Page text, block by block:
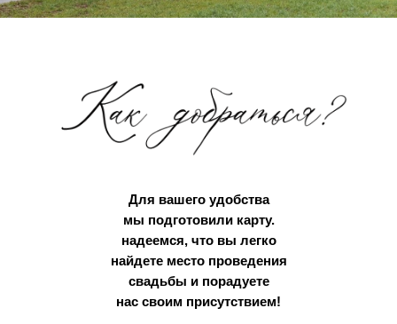
Для вашего удобства
мы подготовили карту.
надеемся, что вы легко
найдете место проведения
свадьбы и порадуете
нас своим присутствием!